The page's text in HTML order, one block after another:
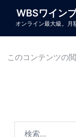
WBSワイン
オンライン最大級。
このコンテンツの